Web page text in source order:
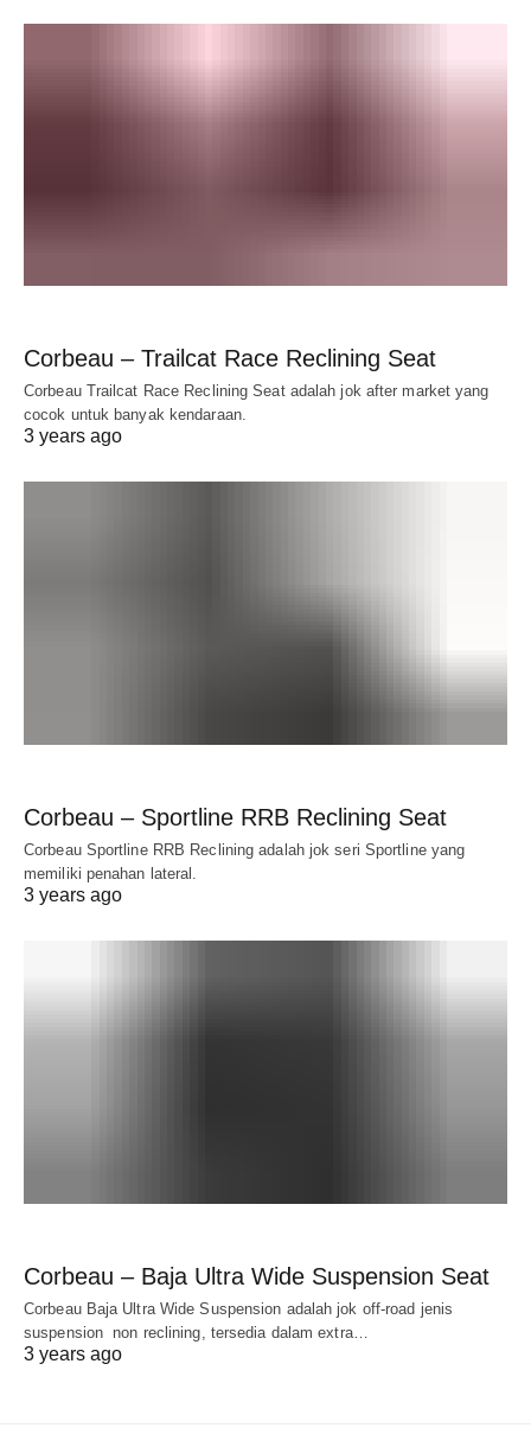
Corbeau – Trailcat Race Reclining Seat
Corbeau Trailcat Race Reclining Seat adalah jok after market yang
cocok untuk banyak kendaraan.
3 years ago
Corbeau – Sportline RRB Reclining Seat
Corbeau Sportline RRB Reclining adalah jok seri Sportline yang
memiliki penahan lateral.
3 years ago
Corbeau – Baja Ultra Wide Suspension Seat
Corbeau Baja Ultra Wide Suspension adalah jok off-road jenis
suspension non reclining, tersedia dalam extra…
3 years ago